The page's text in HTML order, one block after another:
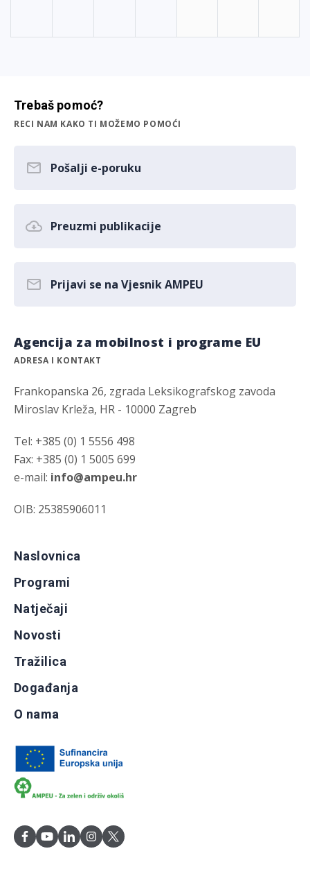
Trebaš pomoć?
RECI NAM KAKO TI MOŽEMO POMOĆI
Pošalji e-poruku
Preuzmi publikacije
Prijavi se na Vjesnik AMPEU
Agencija za mobilnost i programe EU
ADRESA I KONTAKT
Frankopanska 26, zgrada Leksikografskog zavoda
Miroslav Krleža, HR - 10000 Zagreb
Tel: +385 (0) 1 5556 498
Fax: +385 (0) 1 5005 699
e-mail: info@ampeu.hr
OIB: 25385906011
Naslovnica
Programi
Natječaji
Novosti
Tražilica
Događanja
O nama